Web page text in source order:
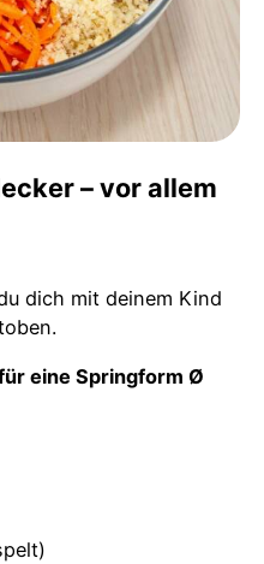
– vor allem
dich mit deinem Kind
eine Springform Ø